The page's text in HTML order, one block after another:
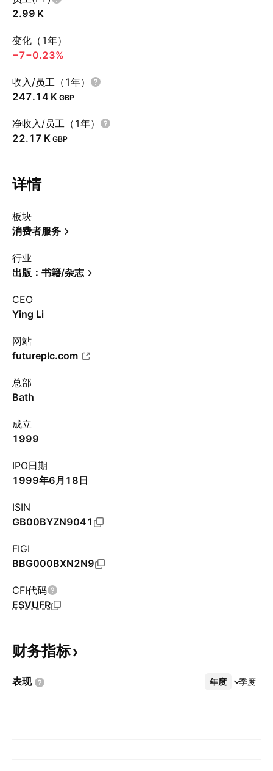
‪2.99 K‬
变化（1年）
−7−0.23%
收入/员工（1年）
‪247.14 K‬ GBP
净收入/员工（1年）
‪22.17 K‬ GBP
详情
板块
消费者服务
行业
出版：书籍/杂志
CEO
Ying Li
网站
futureplc.com
总部
Bath
成立
1999
IPO日期
1999年6月18日
ISIN
GB00BYZN9041
FIGI
BBG000BXN2N9
CFI代码
ESVUFR
财务指标
表现 年度 季度
更多